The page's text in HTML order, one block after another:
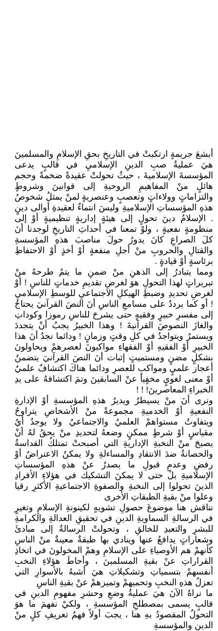
أبشعَ جريمةٍ ارتكبتْ في التاريخِ بحقِ الإسلامِ والمسلمينَ
هيَ عمليةُ صبِ الدينِ الإسلاميِ في قالبٍ يدعى
المؤسسةَ الإسلاميةَ ، حيثُ تحولتْ عقيدةً ضخمةً وحجم
هائلٍ منْ المفاهيمِ الروحيةِ إلى قوانينَ وشروطٍ
والتزاماتٍ وولاءاتٍ وتعصبٍ وعنصريةٍ لمنْ يمثلُ شخوصُ
هذهِ المؤسساتِ الإسلاميةِ وليسَ انتماءٌ لعقيدةِ أوالى دينٍ
. الإسلامُ دينَ تحولٍ إلى هيئةٍ إداريةٍ تنظيميةٍ أوْ إلى
منظومةٍ نفعيةٍ ، ولوْ تمعنا في أحداثِ التاريخِ لوجدنا أنَ
كلَ الصراعِ كانَ يدورُ حولَ مناصبَ هذهِ المؤسسةِ
والقتالِ والحروبِ منْ أجلِ منفعةٍ أوْ أخذٍ أوْ الاحتفاظِ
برئاسةٍ أوْ قيادةٍ .
ومما يتبادرُ إلى الذهنِ منْ ضمنِ ما يتمُ طرحهُ منْ
تبريراتٍ لهذا التحولِ هوَ لغرضِ تقديمِ خدماتٍ للناسِ ! أوْ
لغرضِ تحديدِ وضبطِ الهيكلِ الاجتماعيِ للوسطِ الإسلاميِ
! أو كما يرددُ على مسامعِ الناسِ أنَ النصَ القرآنيَ يحتاجُ
إلى مفسرِ خبيرٍ وفقيهٍ حتى يشرحَ للناسِ رموزا وكوداتِ
والغازَ النصوصَ القرآنيةَ ! وهذا الخبيرُ يجبُ أنْ يتجددَ
ويستمرُ ويتواجدُ في كلِ وقتٍ وزمانٍ ! ودائما نجدُ أنَ هذا
الخبيرِ أوْ الفقيهِ أوْ الفقهاءِ مواكبونَ لعصرهمْ ويحاولونَ
بشكلٍ مضنٍ ومستميتٍ إثبات أنَ النصَ القرآنيَ يتضمنُ
أعجاز علميٍ ومواكبٍ للعصرِ ودائما هناكَ اكتشافٌ علميٌ
أوْ معنى لغويٍ مخفٍيا عنْ السابقينَ وتمَ اكتشافهُ على يدِ
الخبراءِ المعاصرينَ! ! !
ونرى أنَ منْ يسيطرُ ويديرُ هذهِ المؤسسةِ أوْ الإدارةِ
النفعيةِ أوْ الخدميةِ مجموعةً منْ الأشخاصِ يتراوحُ
ويتفاوتُ مستواهمْ العلميُ والاجتماعيُ ولا يوجدُ أيُ
مقياسٍ أوْ شرطٍ ممكنٍ وضعهُ لتحديدِ منْ يحقُ لهُ أنْ
يصبحَ منْ النخبةِ الإداريةِ التي أصبحتْ تمتلكُ القداسةُ
والحصانةُ ضدَ الانتقادِ والمساءلةِ ولا يمكنُ الاعتراضُ أوْ
رفضِ وعدمِ قبولِ ما يصدرُ عنْ هذهِ المؤسساتِ
الإسلاميةِ بلْ حتى لا يمكنَ التشكيك في هؤلاءِ الأفرادِ
الذينَ تحولوا إلى النخبةِ والصفوةِ الاجتماعيةِ الأكثرِ رقيا
وعلوا منْ بقيةِ الطبقاتِ الأخرى
نناقش هنا موضوعَ حصولِ تشويهٍ لكينونةِ الإسلامِ وتغيرٍ
في الرسالةِ السماويةِ الدينِ في تحقيقِ العدالةِ والكرامةِ
للبشرِ والتعبدِ للخالقِ ، وتحولتْ الرسالةُ إلى مبادئَ
وشعاراتٍ يدافعُ عنها وينادي بها طبقةٌ معينةٌ منْ الناسِ
كأنهمْ هم الأوصياءِ على الإسلامِ وهمْ المخولونَ في اتخاذِ
القراراتِ عنْ بقيةِ المسلمينَ ، وأحاطَ هؤلاءِ النخبِ
أنفسهمْ بتسمياتِ وتشكيلاتِ هيَ أشبهُ بالأسوارِ التي
تعزلُ هذهِ النخبِ وتحميهمْ وتميزهمْ عنْ بقيةِ الناسِ
ما نراهُ الآنَ هيَ عمليةُ وضعِ وحشرِ مفهومِ الدينِ في
قالبٍ يسمى بمصطلحِ المؤسسةِ ، ولكيْ نفهمَ ما هوَ
التحولُ المقصودُ بهِ هنا ، يجبَ أولاً فهمُ تعريفِ كلٍ منْ
الدينِ والمؤسسةِ